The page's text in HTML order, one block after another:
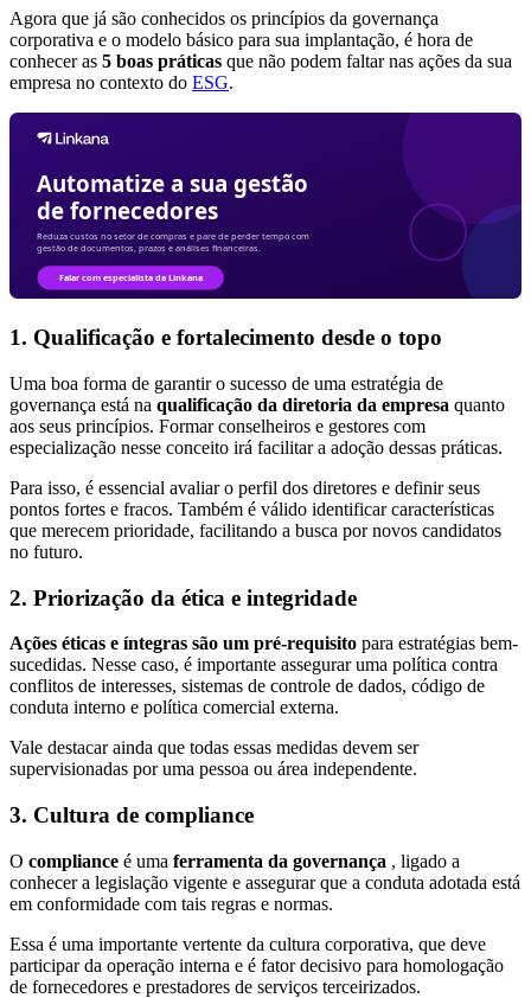
Agora que já são conhecidos os princípios da governança
corporativa e o modelo básico para sua implantação, é hora de
conhecer as 5 boas práticas que não podem faltar nas ações da sua
empresa no contexto do ESG.
1. Qualificação e fortalecimento desde o topo
Uma boa forma de garantir o sucesso de uma estratégia de
governança está na qualificação da diretoria da empresa quanto
aos seus princípios. Formar conselheiros e gestores com
especialização nesse conceito irá facilitar a adoção dessas práticas.
Para isso, é essencial avaliar o perfil dos diretores e definir seus
pontos fortes e fracos. Também é válido identificar características
que merecem prioridade, facilitando a busca por novos candidatos
no futuro.
2. Priorização da ética e integridade
Ações éticas e íntegras são um pré-requisito para estratégias bem-
sucedidas. Nesse caso, é importante assegurar uma política contra
conflitos de interesses, sistemas de controle de dados, código de
conduta interno e política comercial externa.
Vale destacar ainda que todas essas medidas devem ser
supervisionadas por uma pessoa ou área independente.
3. Cultura de compliance
O compliance é uma ferramenta da governança , ligado a
conhecer a legislação vigente e assegurar que a conduta adotada está
em conformidade com tais regras e normas.
Essa é uma importante vertente da cultura corporativa, que deve
participar da operação interna e é fator decisivo para homologação
de fornecedores e prestadores de serviços terceirizados.